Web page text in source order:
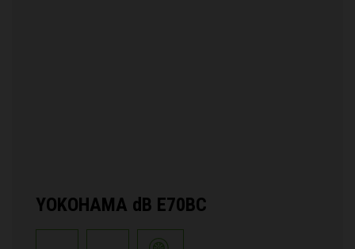
YOKOHAMA dB E70BC